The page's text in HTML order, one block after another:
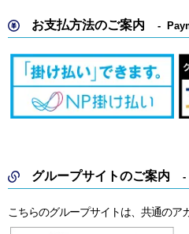
お支払方法のご案内
グループサイトのご案内
こちらのグループサイトは、共通のア